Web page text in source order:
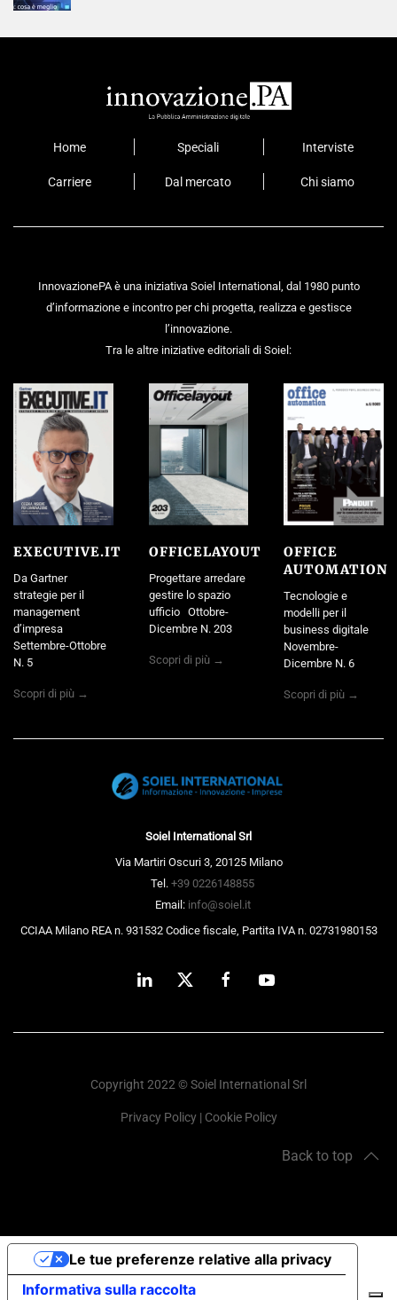
Home Speciali Interviste
Carriere Dal mercato Chi siamo
InnovazionePA è una iniziativa Soiel International, dal 1980 punto
d’informazione e incontro per chi progetta, realizza e gestisce
l’innovazione.
Tra le altre iniziative editoriali di Soiel:
EXECUTIVE.IT
Da Gartner
strategie per il
management
d’impresa
Settembre-Ottobre
N. 5
Scopri di più →
OFFICELAYOUT
Progettare arredare
gestire lo spazio
ufficio Ottobre-
Dicembre N. 203
Scopri di più →
OFFICE
AUTOMATION
Tecnologie e
modelli per il
business digitale
Novembre-
Dicembre N. 6
Scopri di più →
Soiel International Srl
Via Martiri Oscuri 3, 20125 Milano
Tel. +39 0226148855
Email: info@soiel.it
CCIAA Milano REA n. 931532 Codice fiscale, Partita IVA n. 02731980153
Copyright 2022 © Soiel International Srl
Privacy Policy| Cookie Policy
Back to top
Informativa sulla raccolta
Le tue preferenze relative alla privacy